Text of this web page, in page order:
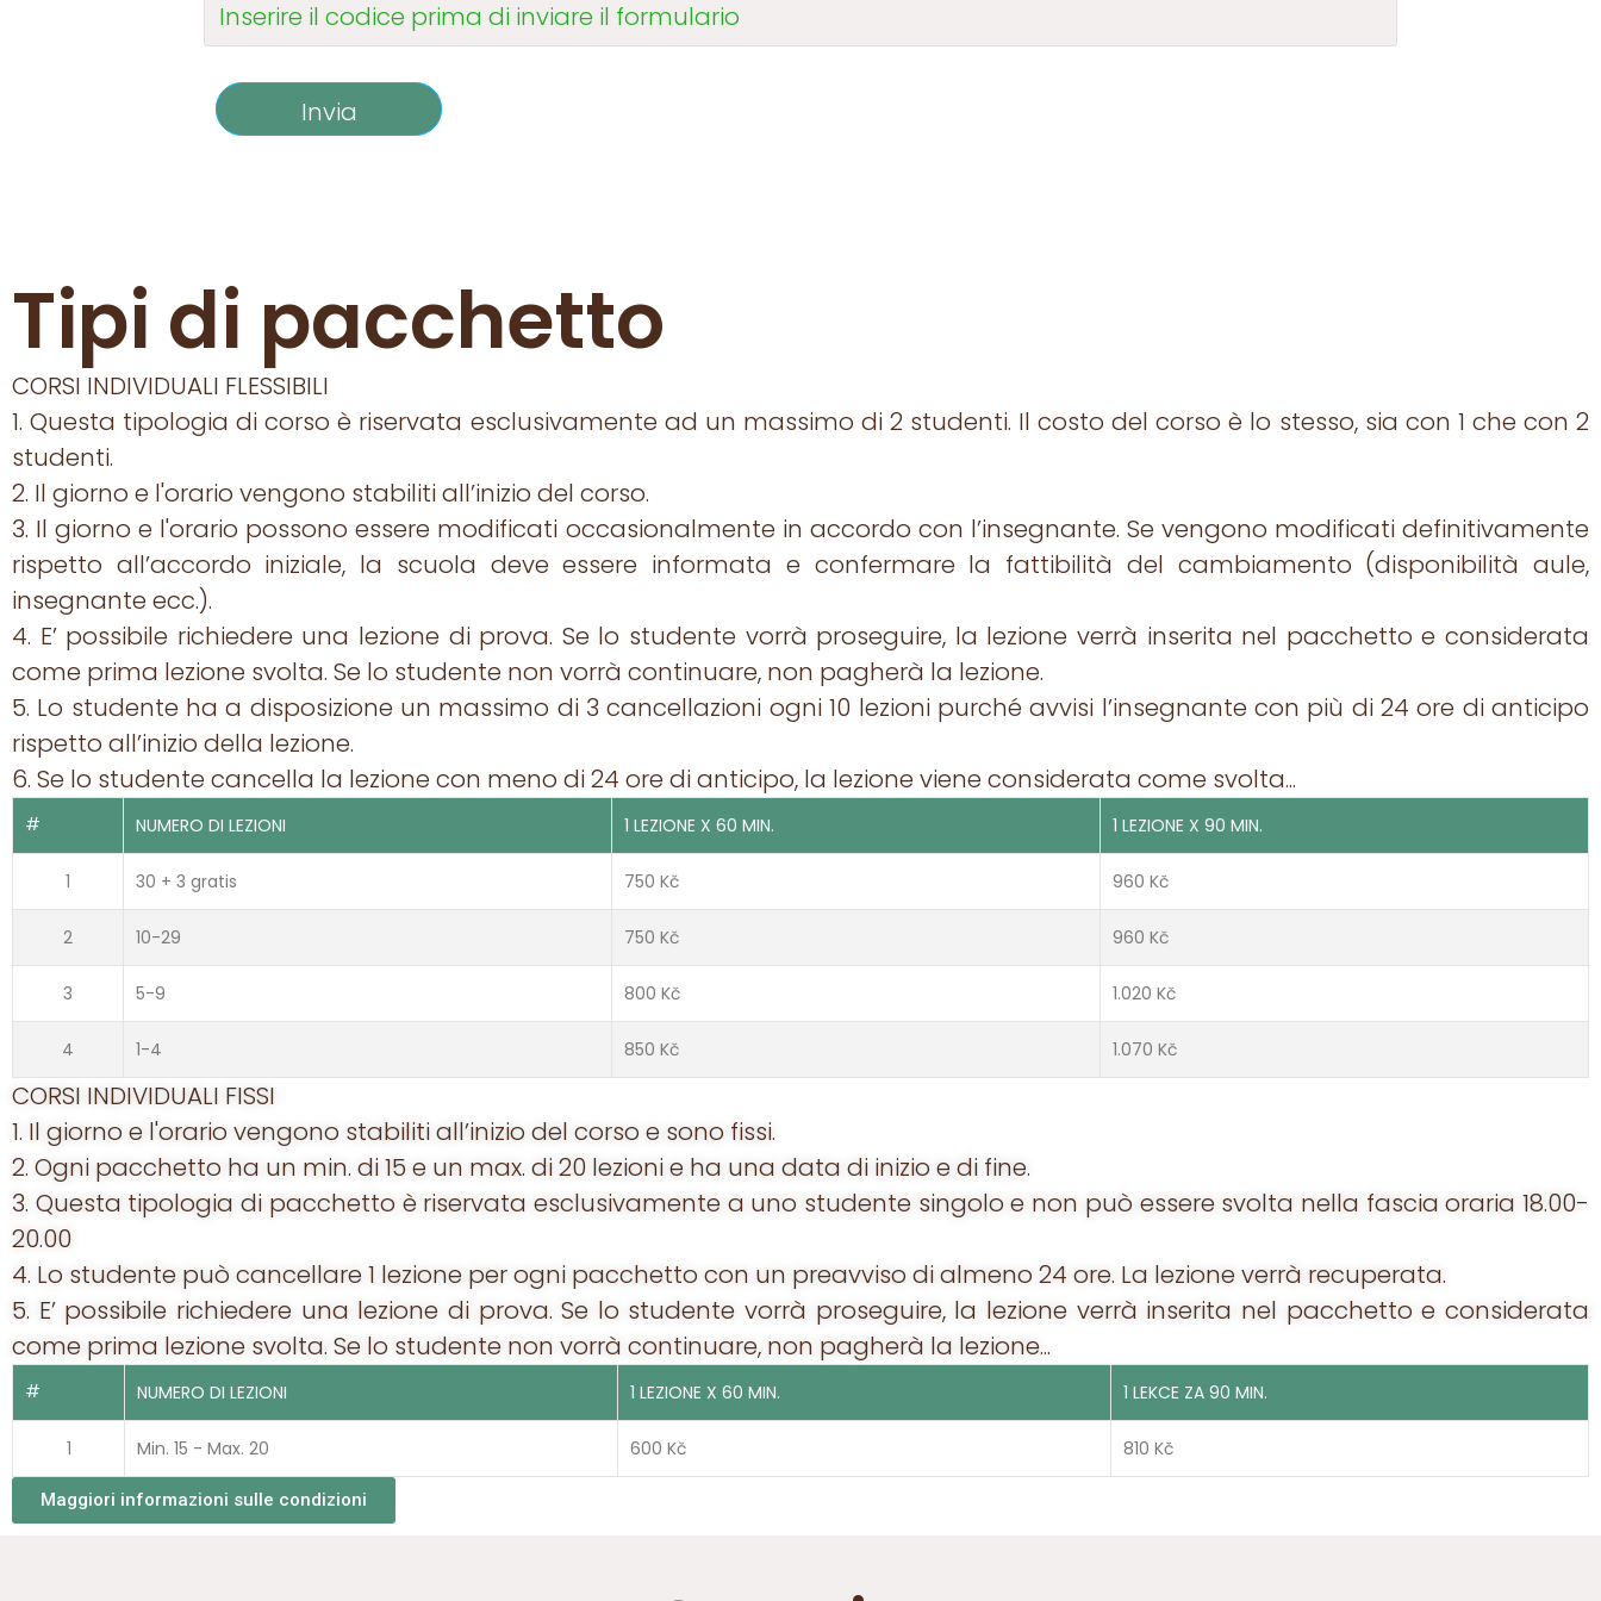
Tipi di pacchetto
CORSI INDIVIDUALI FLESSIBILI
1. Questa tipologia di corso è riservata esclusivamente ad un massimo di 2 studenti. Il costo del corso è lo stesso, sia con 1 che con 2
studenti.
2. Il giorno e l'orario vengono stabiliti all’inizio del corso.
3. Il giorno e l'orario possono essere modificati occasionalmente in accordo con l’insegnante. Se vengono modificati definitivamente
rispetto all’accordo iniziale, la scuola deve essere informata e confermare la fattibilità del cambiamento (disponibilità aule,
insegnante ecc.).
4. E’ possibile richiedere una lezione di prova. Se lo studente vorrà proseguire, la lezione verrà inserita nel pacchetto e considerata
come prima lezione svolta. Se lo studente non vorrà continuare, non pagherà la lezione.
5. Lo studente ha a disposizione un massimo di 3 cancellazioni ogni 10 lezioni purché avvisi l’insegnante con più di 24 ore di anticipo
rispetto all’inizio della lezione.
6. Se lo studente cancella la lezione con meno di 24 ore di anticipo, la lezione viene considerata come svolta...
# NUMERO DI LEZIONI 1 LEZIONE X 60 MIN. 1 LEZIONE X 90 MIN.
1 30 + 3 gratis 750 Kč 960 Kč
2 10-29 750 Kč 960 Kč
3 5-9 800 Kč 1.020 Kč
4 1-4 850 Kč 1.070 Kč
CORSI INDIVIDUALI FISSI
1. Il giorno e l'orario vengono stabiliti all’inizio del corso e sono fissi.
2. Ogni pacchetto ha un min. di 15 e un max. di 20 lezioni e ha una data di inizio e di fine.
3. Questa tipologia di pacchetto è riservata esclusivamente a uno studente singolo e non può essere svolta nella fascia oraria 18.00-
20.00
4. Lo studente può cancellare 1 lezione per ogni pacchetto con un preavviso di almeno 24 ore. La lezione verrà recuperata.
5. E’ possibile richiedere una lezione di prova. Se lo studente vorrà proseguire, la lezione verrà inserita nel pacchetto e considerata
come prima lezione svolta. Se lo studente non vorrà continuare, non pagherà la lezione...
# NUMERO DI LEZIONI 1 LEZIONE X 60 MIN. 1 LEKCE ZA 90 MIN.
1 Min. 15 - Max. 20 600 Kč 810 Kč
Maggiori informazioni sulle condizioni